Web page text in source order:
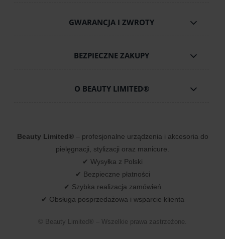
GWARANCJA I ZWROTY
BEZPIECZNE ZAKUPY
O BEAUTY LIMITED®
Beauty Limited®– profesjonalne urządzenia i akcesoria do
pielęgnacji, stylizacji oraz manicure.
✔ Wysyłka z Polski
✔ Bezpieczne płatności
✔ Szybka realizacja zamówień
✔ Obsługa posprzedażowa i wsparcie klienta
© Beauty Limited® – Wszelkie prawa zastrzeżone.